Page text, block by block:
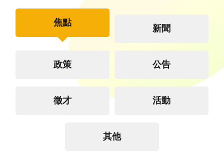
焦點
新聞
政策 公告
徵才 活動
其他